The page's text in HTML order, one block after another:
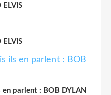
ELVIS
ELVIS
parlent : BOB DYLAN